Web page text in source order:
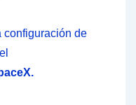
configuración de